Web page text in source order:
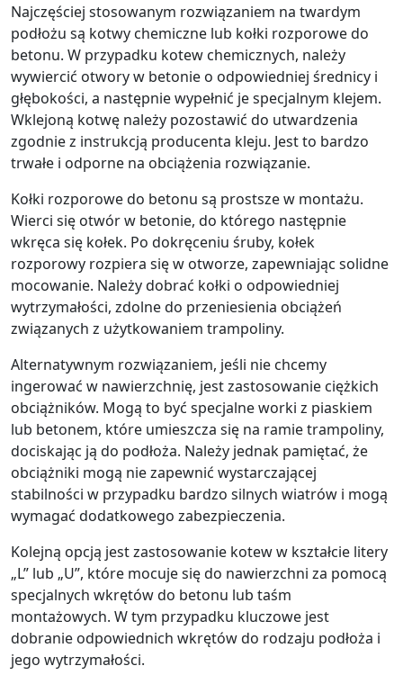
Najczęściej stosowanym rozwiązaniem na twardym
podłożu są kotwy chemiczne lub kołki rozporowe do
betonu. W przypadku kotew chemicznych, należy
wywiercić otwory w betonie o odpowiedniej średnicy i
głębokości, a następnie wypełnić je specjalnym klejem.
Wklejoną kotwę należy pozostawić do utwardzenia
zgodnie z instrukcją producenta kleju. Jest to bardzo
trwałe i odporne na obciążenia rozwiązanie.
Kołki rozporowe do betonu są prostsze w montażu.
Wierci się otwór w betonie, do którego następnie
wkręca się kołek. Po dokręceniu śruby, kołek
rozporowy rozpiera się w otworze, zapewniając solidne
mocowanie. Należy dobrać kołki o odpowiedniej
wytrzymałości, zdolne do przeniesienia obciążeń
związanych z użytkowaniem trampoliny.
Alternatywnym rozwiązaniem, jeśli nie chcemy
ingerować w nawierzchnię, jest zastosowanie ciężkich
obciążników. Mogą to być specjalne worki z piaskiem
lub betonem, które umieszcza się na ramie trampoliny,
dociskając ją do podłoża. Należy jednak pamiętać, że
obciążniki mogą nie zapewnić wystarczającej
stabilności w przypadku bardzo silnych wiatrów i mogą
wymagać dodatkowego zabezpieczenia.
Kolejną opcją jest zastosowanie kotew w kształcie litery
„L” lub „U”, które mocuje się do nawierzchni za pomocą
specjalnych wkrętów do betonu lub taśm
montażowych. W tym przypadku kluczowe jest
dobranie odpowiednich wkrętów do rodzaju podłoża i
jego wytrzymałości.